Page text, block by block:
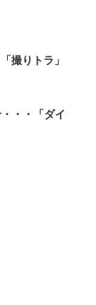
撮りトラ」
・・「ダイ